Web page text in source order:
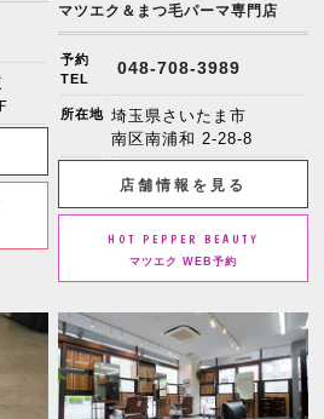
マツエク＆まつ毛パーマ専門店
予約
TEL
048-708-3989
所在地 埼玉県さいたま市
南区南浦和 2-28-8
店舗情報を見る
HOT PEPPER BEAUTY
マツエク WEB予約